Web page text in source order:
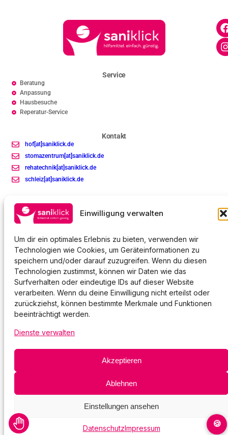
Einwilligung verwalten
Um dir ein optimales Erlebnis zu bieten, verwenden wir
Technologien wie Cookies, um Geräteinformationen zu
speichern und/oder darauf zuzugreifen. Wenn du diesen
Technologien zustimmst, können wir Daten wie das
Surfverhalten oder eindeutige IDs auf dieser Website
verarbeiten. Wenn du deine Einwilligung nicht erteilst oder
zurückziehst, können bestimmte Merkmale und Funktionen
beeinträchtigt werden.
Dienste verwalten
Akzeptieren
Ablehnen
Einstellungen ansehen
DatenschutzImpressum
Service
Beratung
Anpassung
Hausbesuche
Reperatur-Service
Kontakt
hof[at]saniklick.de
stomazentrum[at]saniklick.de
rehatechnik[at]saniklick.de
schleiz[at]saniklick.de
Impressum AGBs